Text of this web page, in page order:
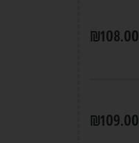
₪108.00
₪109.00